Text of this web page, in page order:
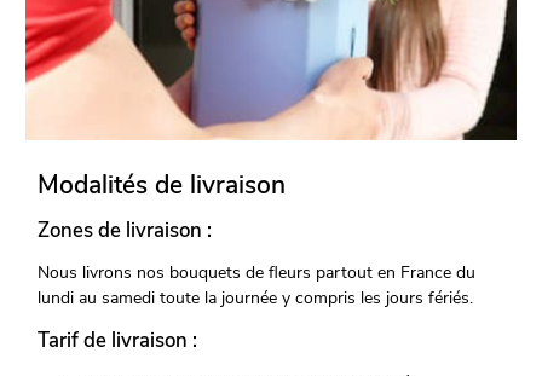
Modalités de livraison
Zones de livraison :
Nous livrons nos bouquets de fleurs partout en France du
lundi au samedi toute la journée y compris les jours fériés.
Tarif de livraison :